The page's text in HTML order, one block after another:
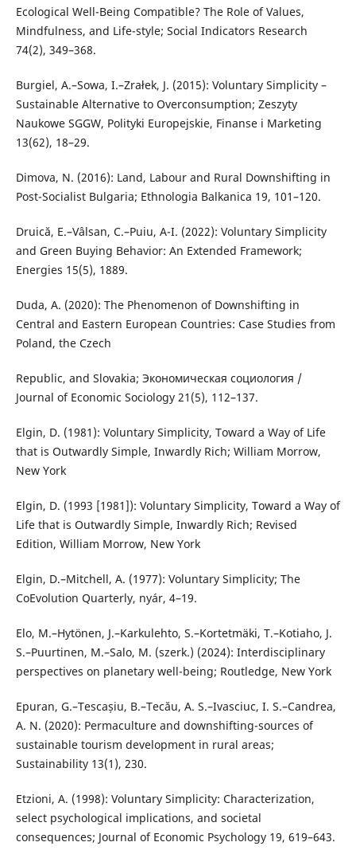
Ecological Well-Being Compatible? The Role of Values,
Mindfulness, and Life-style; Social Indicators Research
74(2), 349–368.
Burgiel, A.–Sowa, I.–Zrałek, J. (2015): Voluntary Simplicity –
Sustainable Alternative to Overconsumption; Zeszyty
Naukowe SGGW, Polityki Europejskie, Finanse i Marketing
13(62), 18–29.
Dimova, N. (2016): Land, Labour and Rural Downshifting in
Post-Socialist Bulgaria; Ethnologia Balkanica 19, 101–120.
Druică, E.–Vâlsan, C.–Puiu, A-I. (2022): Voluntary Simplicity
and Green Buying Behavior: An Extended Framework;
Energies 15(5), 1889.
Duda, A. (2020): The Phenomenon of Downshifting in
Central and Eastern European Countries: Case Studies from
Poland, the Czech
Republic, and Slovakia; Экономическая социология /
Journal of Economic Sociology 21(5), 112–137.
Elgin, D. (1981): Voluntary Simplicity, Toward a Way of Life
that is Outwardly Simple, Inwardly Rich; William Morrow,
New York
Elgin, D. (1993 [1981]): Voluntary Simplicity, Toward a Way of
Life that is Outwardly Simple, Inwardly Rich; Revised
Edition, William Morrow, New York
Elgin, D.–Mitchell, A. (1977): Voluntary Simplicity; The
CoEvolution Quarterly, nyár, 4–19.
Elo, M.–Hytönen, J.–Karkulehto, S.–Kortetmäki, T.–Kotiaho, J.
S.–Puurtinen, M.–Salo, M. (szerk.) (2024): Interdisciplinary
perspectives on planetary well-being; Routledge, New York
Epuran, G.–Tescașiu, B.–Tecău, A. S.–Ivasciuc, I. S.–Candrea,
A. N. (2020): Permaculture and downshifting-sources of
sustainable tourism development in rural areas;
Sustainability 13(1), 230.
Etzioni, A. (1998): Voluntary Simplicity: Characterization,
select psychological implications, and societal
consequences; Journal of Economic Psychology 19, 619–643.